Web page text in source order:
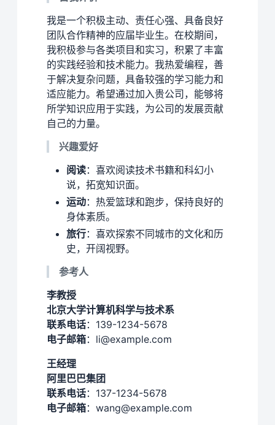
我是一个积极主动、责任心强、具备良好
团队合作精神的应届毕业生。在校期间，
我积极参与各类项目和实习，积累了丰富
的实践经验和技术能力。我热爱编程，善
于解决复杂问题，具备较强的学习能力和
适应能力。希望通过加入贵公司，能够将
所学知识应用于实践，为公司的发展贡献
自己的力量。
兴趣爱好
阅读：喜欢阅读技术书籍和科幻小
说，拓宽知识面。
运动：热爱篮球和跑步，保持良好的
身体素质。
旅行：喜欢探索不同城市的文化和历
史，开阔视野。
参考人
李教授
北京大学计算机科学与技术系
联系电话：139-1234-5678
电子邮箱：li@example.com
王经理
阿里巴巴集团
联系电话：137-1234-5678
电子邮箱：wang@example.com